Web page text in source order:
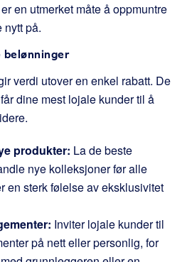
en utmerket måte å oppmuntre
nytt på.
belønninger
verdi utover en enkel rabatt. De
dine mest lojale kunder til å
produkter: La de beste
nye kolleksjoner før alle
en sterk følelse av eksklusivitet
Inviter lojale kunder til
på nett eller personlig, for